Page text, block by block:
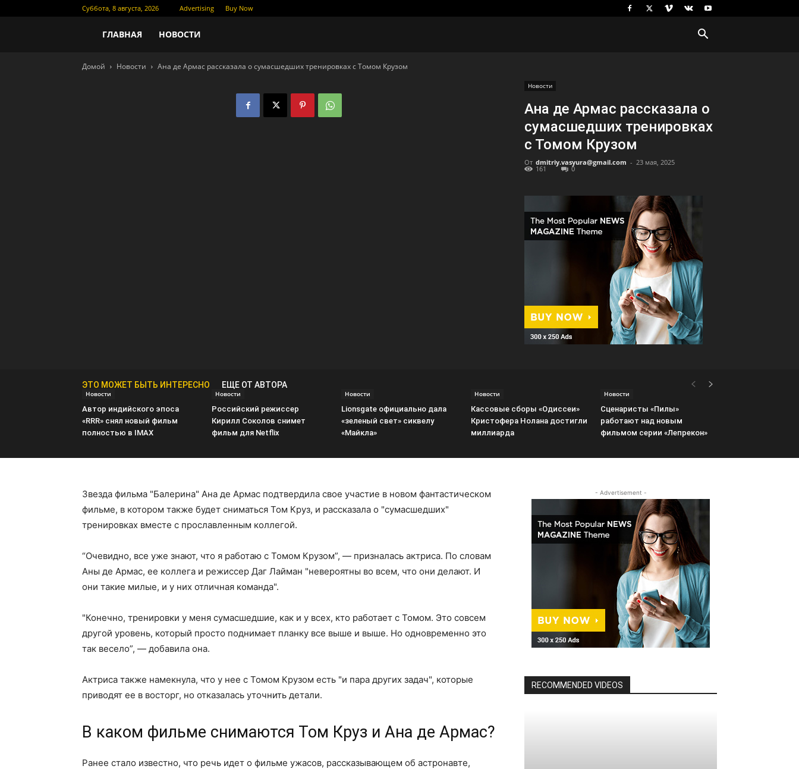
Суббота, 8 августа, 2026 Advertising Buy Now
Новости
кино
ГЛАВНАЯ НОВОСТИ
Домой Новости Ана де Армас рассказала о сумасшедших тренировках с Томом Крузом
Новости
Ана де Армас рассказала о
сумасшедших тренировках
с Томом Крузом
От dmitriy.vasyura@gmail.com - 23 мая, 2025
161 0
ЭТО МОЖЕТ БЫТЬ ИНТЕРЕСНО ЕЩЕ ОТ АВТОРА
Новости
Автор индийского эпоса
«RRR» снял новый фильм
полностью в IMAX
Новости
Российский режиссер
Кирилл Соколов снимет
фильм для Netflix
Новости
Lionsgate официально дала
«зеленый свет» сиквелу
«Майкла»
Новости
Кассовые сборы «Одиссеи»
Кристофера Нолана достигли
миллиарда
Новости
Сценаристы «Пилы»
работают над новым
фильмом серии «Лепрекон»
Звезда фильма "Балерина" Ана де Армас подтвердила свое участие в новом фантастическом
фильме, в котором также будет сниматься Том Круз, и рассказала о "сумасшедших"
тренировках вместе с прославленным коллегой.
“Очевидно, все уже знают, что я работаю с Томом Крузом”, — призналась актриса. По словам
Аны де Армас, ее коллега и режиссер Даг Лайман "невероятны во всем, что они делают. И
они такие милые, и у них отличная команда".
"Конечно, тренировки у меня сумасшедшие, как и у всех, кто работает с Томом. Это совсем
другой уровень, который просто поднимает планку все выше и выше. Но одновременно это
так весело”, — добавила она.
Актриса также намекнула, что у нее с Томом Крузом есть "и пара других задач", которые
приводят ее в восторг, но отказалась уточнить детали.
В каком фильме снимаются Том Круз и Ана де Армас?
Ранее стало известно, что речь идет о фильме ужасов, рассказывающем об астронавте,
- Advertisement -
RECOMMENDED VIDEOS